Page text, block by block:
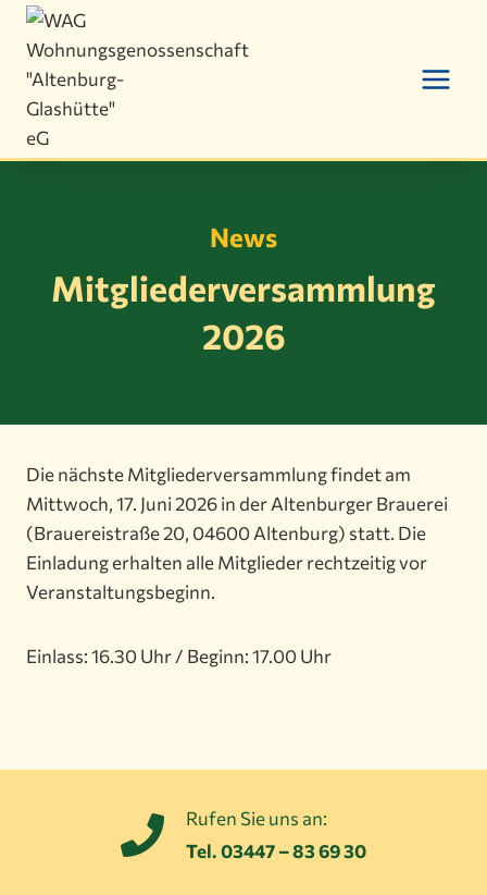
Zum
Inhalt
springen
News
Mitgliederversammlung
2026
Die nächste Mitgliederversammlung findet am
Mittwoch, 17. Juni 2026 in der Altenburger Brauerei
(Brauereistraße 20, 04600 Altenburg) statt. Die
Einladung erhalten alle Mitglieder rechtzeitig vor
Veranstaltungsbeginn.
Einlass: 16.30 Uhr / Beginn: 17.00 Uhr
Rufen Sie uns an:
Tel. 03447 – 83 69 30